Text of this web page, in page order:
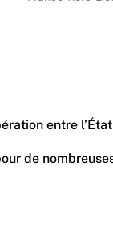
entre